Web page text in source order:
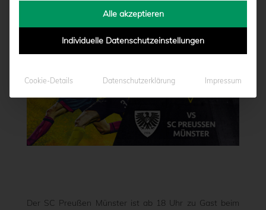
Der SC Preußen Münster ist ab 18 Uhr zu Gast beim
Alle akzeptieren
Individuelle Datenschutzeinstellungen
Cookie-Details Datenschutzerklärung Impressum